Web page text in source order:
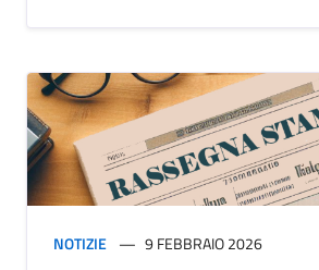
NOTIZIE 9 FEBBRAIO 2026